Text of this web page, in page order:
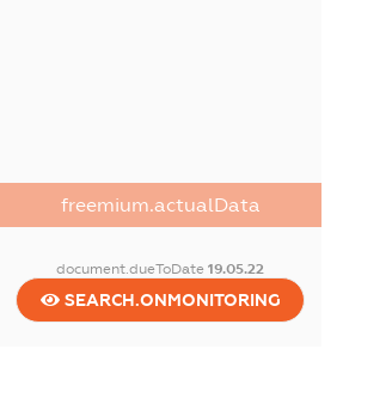
freemium.actualData
document.dueToDate19.05.22
SEARCH.ONMONITORING